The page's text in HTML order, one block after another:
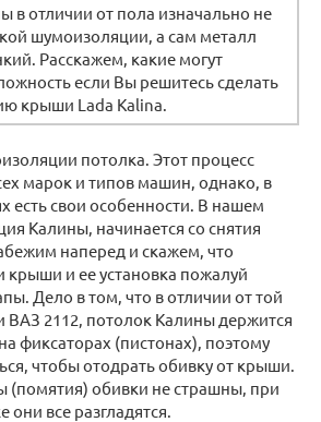
в отличии от пола изначально не
шумоизоляции, а сам металл
Расскажем, какие могут
если Вы решитесь сделать
крыши Lada Kalina.
потолка. Этот процесс
марок и типов машин, однако, в
есть свои особенности. В нашем
Калины, начинается со снятия
наперед и скажем, что
и ее установка пожалуй
Дело в том, что в отличии от той
ВАЗ 2112, потолок Калины держится
фиксаторах (пистонах), поэтому
чтобы отодрать обивку от крыши.
обивки не страшны, при
они все разгладятся.